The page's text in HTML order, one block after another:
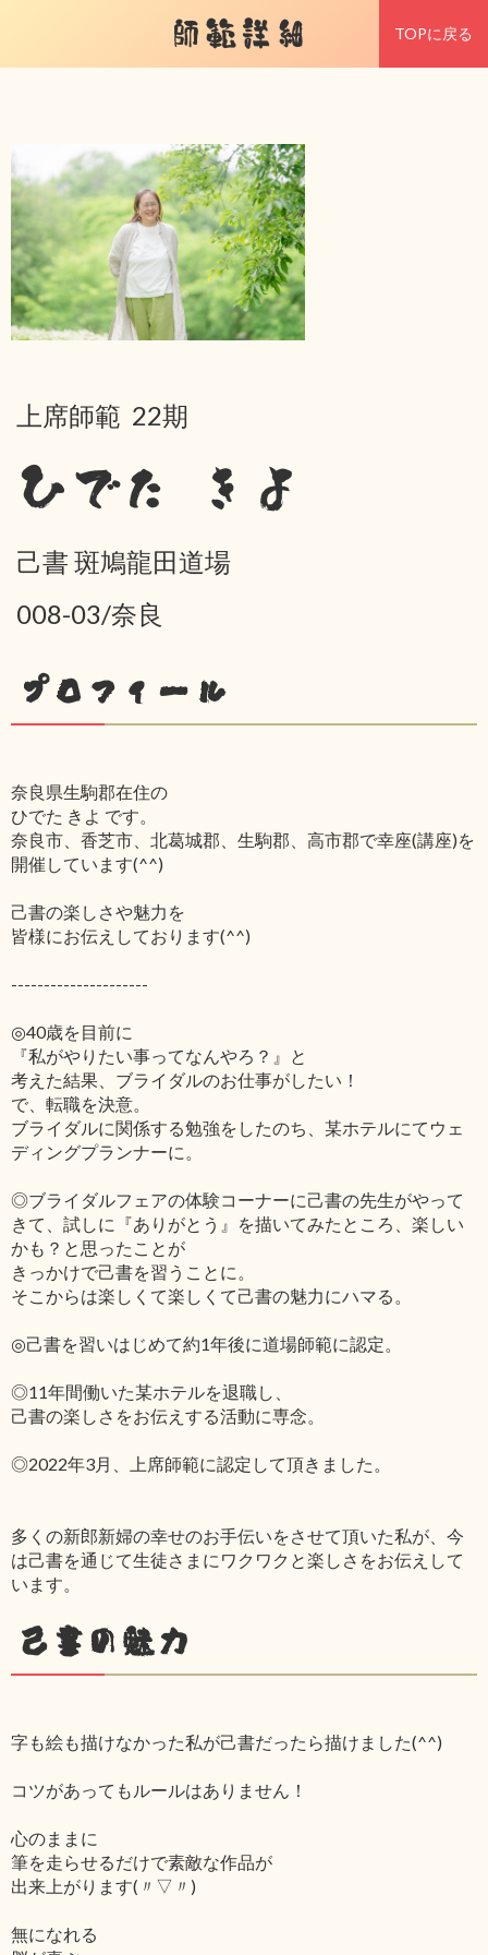
師範詳細 TOPに戻る
上席師範 22期
ひでた きよ
己書 斑鳩龍田道場
008-03/奈良
プロフィール
奈良県生駒郡在住の
ひでた きよ です。
奈良市、香芝市、北葛城郡、生駒郡、高市郡で幸座(講座)を
開催しています(^^)
己書の楽しさや魅力を
皆様にお伝えしております(^^)
---------------------
◎40歳を目前に
『私がやりたい事ってなんやろ？』と
考えた結果、ブライダルのお仕事がしたい！
で、転職を決意。
ブライダルに関係する勉強をしたのち、某ホテルにてウェ
ディングプランナーに。
◎ブライダルフェアの体験コーナーに己書の先生がやって
きて、試しに『ありがとう』を描いてみたところ、楽しい
かも？と思ったことが
きっかけで己書を習うことに。
そこからは楽しくて楽しくて己書の魅力にハマる。
◎己書を習いはじめて約1年後に道場師範に認定。
◎11年間働いた某ホテルを退職し、
己書の楽しさをお伝えする活動に専念。
◎2022年3月、上席師範に認定して頂きました。
多くの新郎新婦の幸せのお手伝いをさせて頂いた私が、今
は己書を通じて生徒さまにワクワクと楽しさをお伝えして
います。
己書の魅力
字も絵も描けなかった私が己書だったら描けました(^^)
コツがあってもルールはありません！
心のままに
筆を走らせるだけで素敵な作品が
出来上がります(〃▽〃)
無になれる